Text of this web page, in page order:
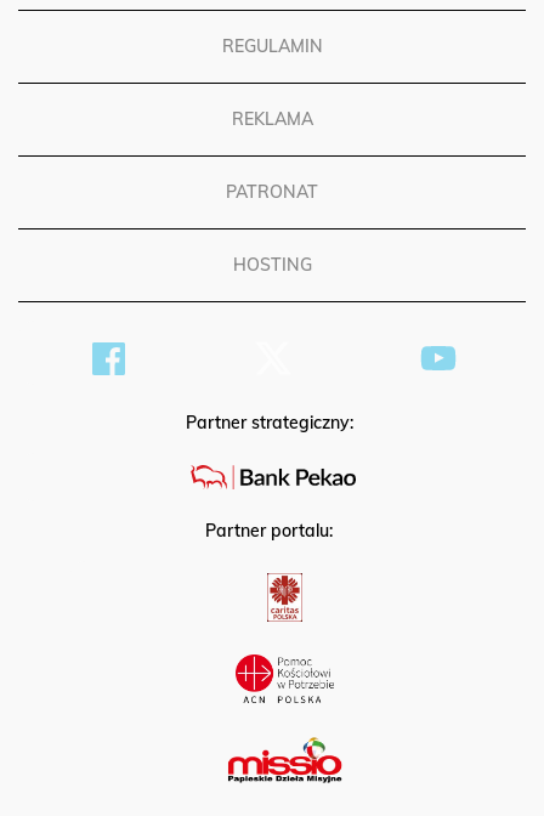
REGULAMIN
REKLAMA
PATRONAT
HOSTING
Partner strategiczny:
Partner portalu: